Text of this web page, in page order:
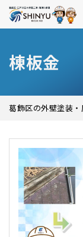
棟板金
葛飾区の外壁塗装・